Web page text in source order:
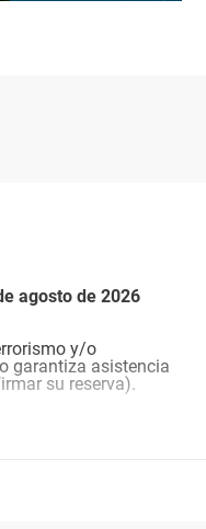
agosto de 2026
y/o
garantiza asistencia
su reserva).